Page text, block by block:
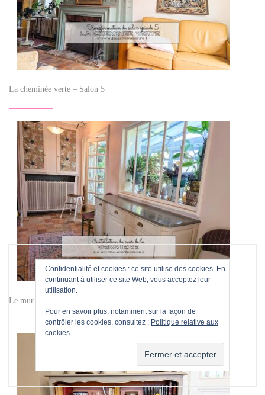
La cheminée verte – Salon 5
Le mur de la verrière est terminé !
Confidentialité et cookies : ce site utilise des cookies. En
continuant à utiliser ce site Web, vous acceptez leur
utilisation.
Pour en savoir plus, notamment sur la façon de
contrôler les cookies, consultez : Politique relative aux
cookies